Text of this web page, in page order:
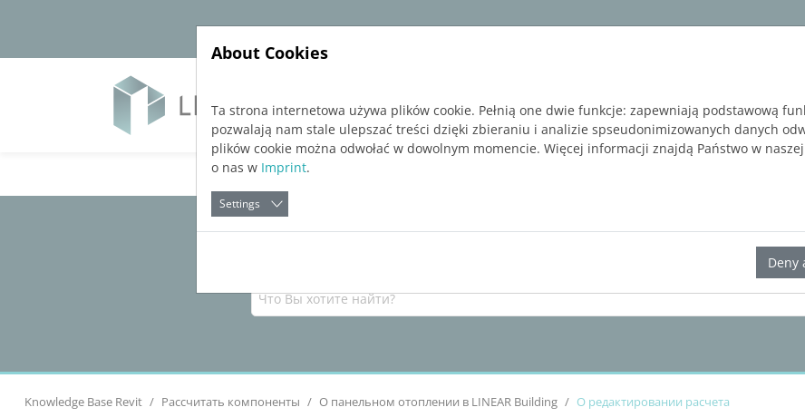
Software Services Blog BEZPŁATNA WERSJA
Knowledge Base Revit Рассчитать компоненты О панельном отоплении в LINEAR Building О редактировании расчета
About Cookies
Ta strona internetowa używa plików cookie. Pełnią one dwie funkcje: zapewniają podstawową
pozwalają nam stale ulepszać treści dzięki zbieraniu i analizie spseudonimizowanych danych
plików cookie można odwołać w dowolnym momencie. Więcej informacji znajdą Państwo w naszej
o nas w Imprint.
Settings
Deny